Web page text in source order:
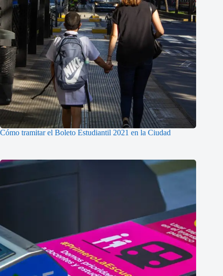
Cómo tramitar el Boleto Estudiantil 2021 en la Ciudad